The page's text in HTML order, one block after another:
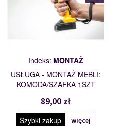
Indeks: MONTAŻ
USŁUGA - MONTAŻ MEBLI:
KOMODA/SZAFKA 1SZT
89,00 zł
Szybki zakup więcej